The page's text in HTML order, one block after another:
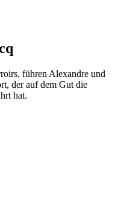
führen Alexandre und
der auf dem Gut die
hat.